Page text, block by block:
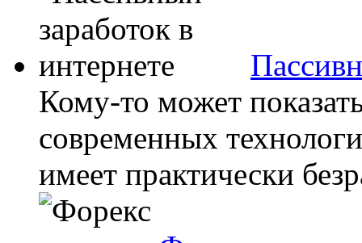
Кому-то может
современных
имеет практически